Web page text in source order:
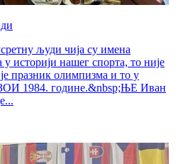
људи чија су имена
историји нашег спорта, то није
празник олимпизма и то у
ЗОИ 1984. године.&nbsp;ЊЕ Иван